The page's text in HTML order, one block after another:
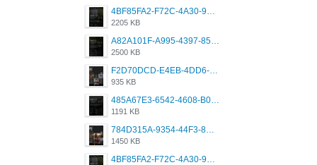
4BF85FA2-F72C-4A30-99F1-443614A985FC.png
2205 KB
A82A101F-A995-4397-8534-7EB8F89DCCB6.png
2500 KB
F2D70DCD-E4EB-4DD6-B5E2-B307012546D7.png
935 KB
485A67E3-6542-4608-B01F-4376EE148F7C.png
1191 KB
784D315A-9354-44F3-8CBF-4F5A2119BE00.png
1450 KB
4BF85FA2-F72C-4A30-99F1-443614A985FC.png